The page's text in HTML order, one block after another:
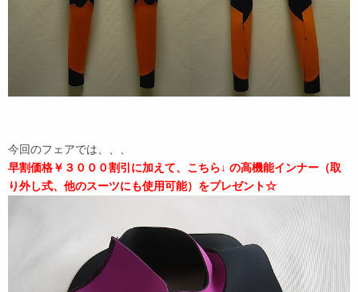
今回のフェアでは、、、
早割価格￥３０００割引に加えて、こちら↓ の高機能インナー（取
り外し式、他のスーツにも使用可能）をプレゼント☆